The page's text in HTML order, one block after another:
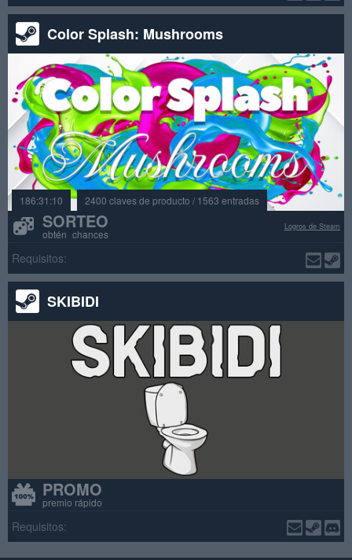
Color Splash: Mushrooms
186:31:10 2400 claves de producto / 1563 entradas
SORTEO
obtén chances
Logros de Steam
Requisitos:
SKIBIDI
PROMO
premio rápido
Requisitos: